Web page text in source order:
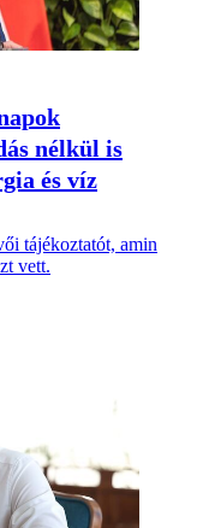
nélkül is
és víz
tájékoztatót, amin
vett.